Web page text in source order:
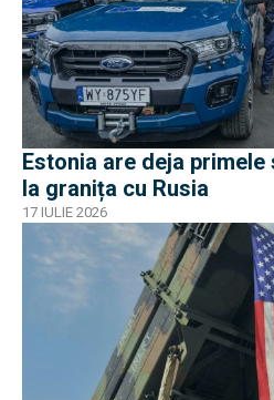
Estonia are deja
la granița cu Rusia
17 IULIE 2026